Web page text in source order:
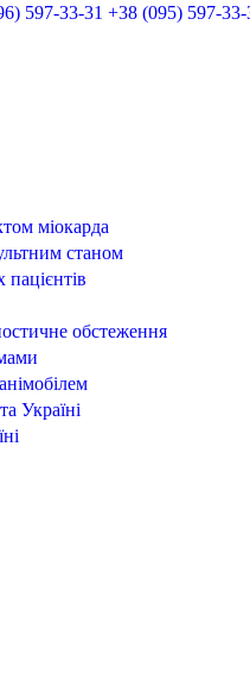
597-33-31 +38 (095) 597-33-
міокарда
станом
обстеження
Україні